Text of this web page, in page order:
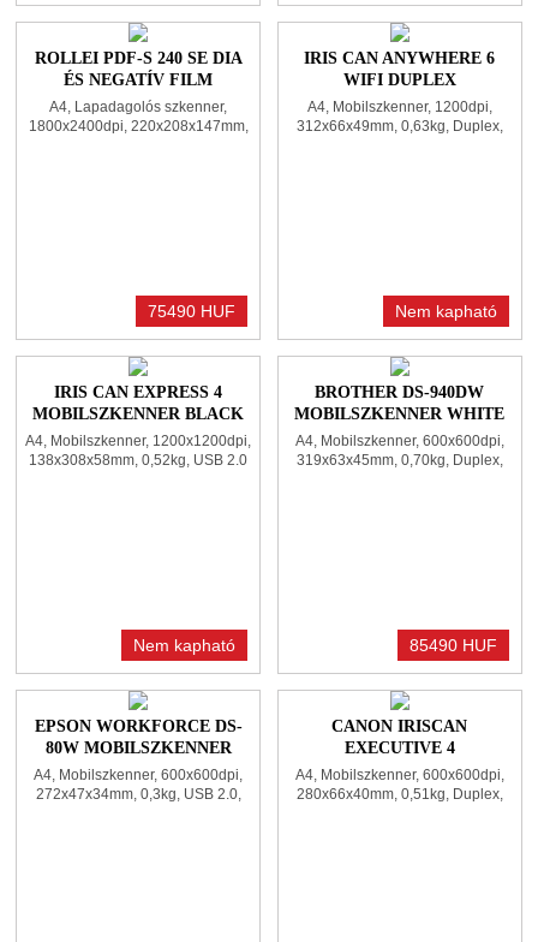
ROLLEI PDF-S 240 SE DIA
ÉS NEGATÍV FILM
SZKENNER
A4, Lapadagolós szkenner,
1800x2400dpi, 220x208x147mm,
75490 HUF
IRIS CAN ANYWHERE 6
WIFI DUPLEX
MOBILSZKENNER BLACK
A4, Mobilszkenner, 1200dpi,
312x66x49mm, 0,63kg, Duplex,
Nem kapható
IRIS CAN EXPRESS 4
MOBILSZKENNER BLACK
A4, Mobilszkenner, 1200x1200dpi,
138x308x58mm, 0,52kg, USB 2.0
Nem kapható
BROTHER DS-940DW
MOBILSZKENNER WHITE
A4, Mobilszkenner, 600x600dpi,
319x63x45mm, 0,70kg, Duplex,
85490 HUF
EPSON WORKFORCE DS-
80W MOBILSZKENNER
WHITE
A4, Mobilszkenner, 600x600dpi,
272x47x34mm, 0,3kg, USB 2.0,
CANON IRISCAN
EXECUTIVE 4
MOBILSZKENNER BLACK
A4, Mobilszkenner, 600x600dpi,
280x66x40mm, 0,51kg, Duplex,